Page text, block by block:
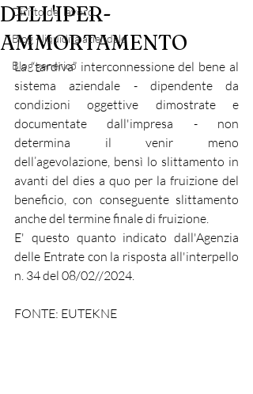
Diritto del lavoro
Blog - liquidità aziendale
Blog generico
DELL'IPER-
AMMORTAMENTO
La “tardiva” interconnessione del bene al
sistema aziendale - dipendente da
condizioni oggettive dimostrate e
documentate dall'impresa - non
determina il venir meno
dell’agevolazione, bensì lo slittamento in
avanti del dies a quo per la fruizione del
beneficio, con conseguente slittamento
anche del termine finale di fruizione.
E' questo quanto indicato dall'Agenzia
delle Entrate con la risposta all'interpello
n. 34 del 08/02//2024.
FONTE: EUTEKNE